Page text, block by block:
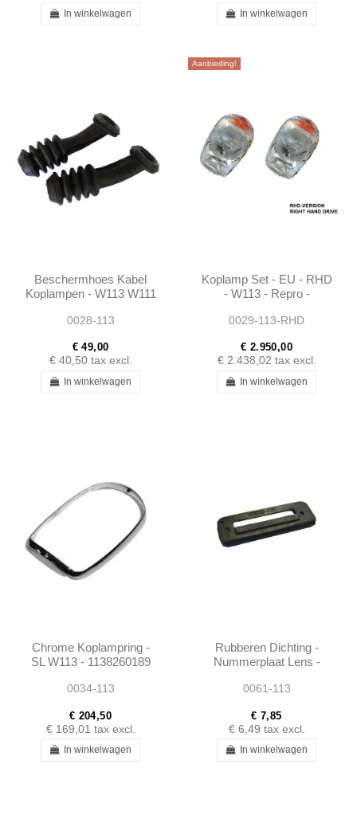
In winkelwagen In winkelwagen
Beschermhoes Kabel
Koplampen - W113 W111
1155460085
0028-113
€ 49,00
€ 40,50 tax excl.
In winkelwagen
Aanbieding!
Koplamp Set - EU - RHD
- W113 - Repro -
0029-113-RHD
€ 2.950,00
€ 2.438,02 tax excl.
In winkelwagen
Chrome Koplampring -
SL W113 - 1138260189
0034-113
€ 204,50
€ 169,01 tax excl.
In winkelwagen
Rubberen Dichting -
Nummerplaat Lens -
0061-113
€ 7,85
€ 6,49 tax excl.
In winkelwagen